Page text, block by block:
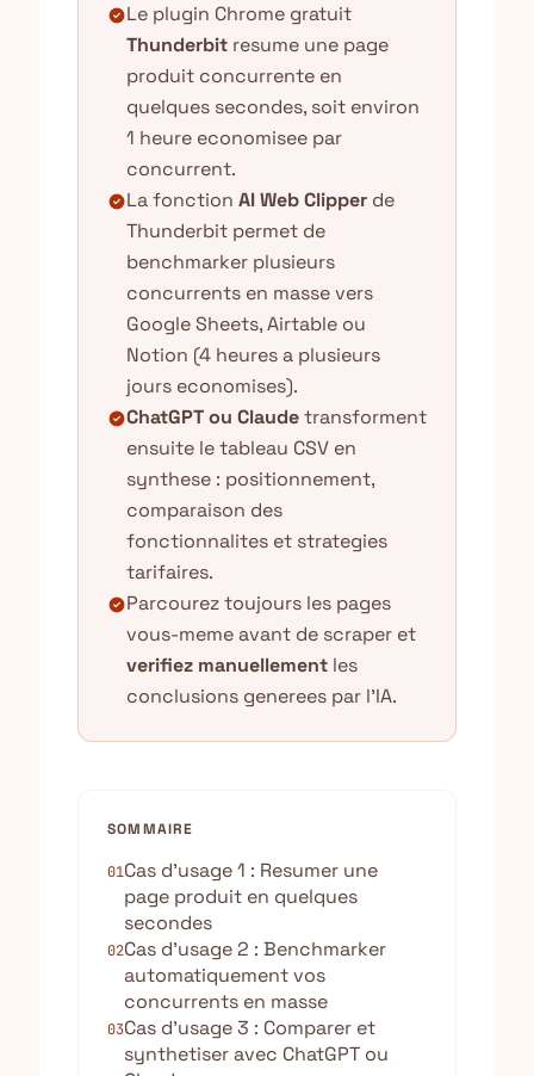
check_circleLe plugin Chrome gratuit
Thunderbit resume une page
produit concurrente en
quelques secondes, soit environ
1 heure economisee par
concurrent.
check_circleLa fonction AI Web Clipper de
Thunderbit permet de
benchmarker plusieurs
concurrents en masse vers
Google Sheets, Airtable ou
Notion (4 heures a plusieurs
jours economises).
check_circleChatGPT ou Claudetransforment
ensuite le tableau CSV en
synthese : positionnement,
comparaison des
fonctionnalites et strategies
tarifaires.
check_circleParcourez toujours les pages
vous-meme avant de scraper et
verifiez manuellement les
conclusions generees par l'IA.
SOMMAIRE
01Cas d’usage 1 : Resumer une
page produit en quelques
secondes
02Cas d’usage 2 : Benchmarker
automatiquement vos
concurrents en masse
03Cas d’usage 3 : Comparer et
synthetiser avec ChatGPT ou